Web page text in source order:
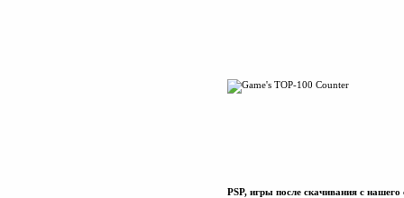
PSP, игры после скачивания с